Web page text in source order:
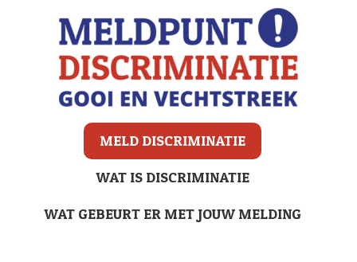
MELD DISCRIMINATIE
WAT IS DISCRIMINATIE
WAT GEBEURT ER MET JOUW MELDING